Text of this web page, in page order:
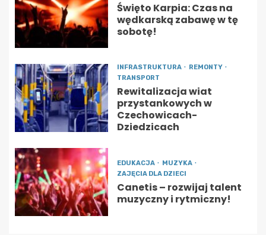
Święto Karpia: Czas na
wędkarską zabawę w tę
sobotę!
INFRASTRUKTURA
REMONTY
TRANSPORT
Rewitalizacja wiat
przystankowych w
Czechowicach-
Dziedzicach
EDUKACJA
MUZYKA
ZAJĘCIA DLA DZIECI
Canetis – rozwijaj talent
muzyczny i rytmiczny!